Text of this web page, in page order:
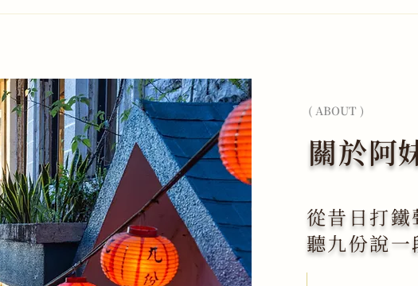
( ABOUT )
關於阿
從昔日打
聽九份說